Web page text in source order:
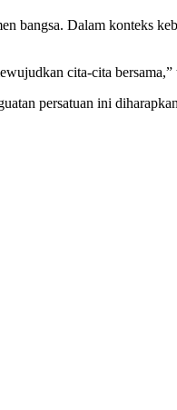
bangsa. Dalam konteks
cita-cita bersama,”
persatuan ini